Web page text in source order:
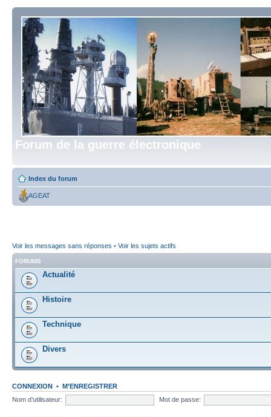
Forum de la guerre électronique
Index du forum
AGEAT
Voir les messages sans réponses • Voir les sujets actifs
FORUMS
Actualité
Histoire
Technique
Divers
CONNEXION • M’ENREGISTRER
Nom d’utilisateur:
Mot de passe: